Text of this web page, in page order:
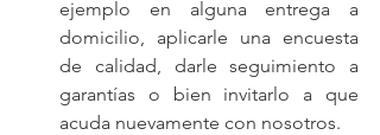
ejemplo en alguna entrega a
domicilio, aplicarle una encuesta
de calidad, darle seguimiento a
garantías o bien invitarlo a que
acuda nuevamente con nosotros.